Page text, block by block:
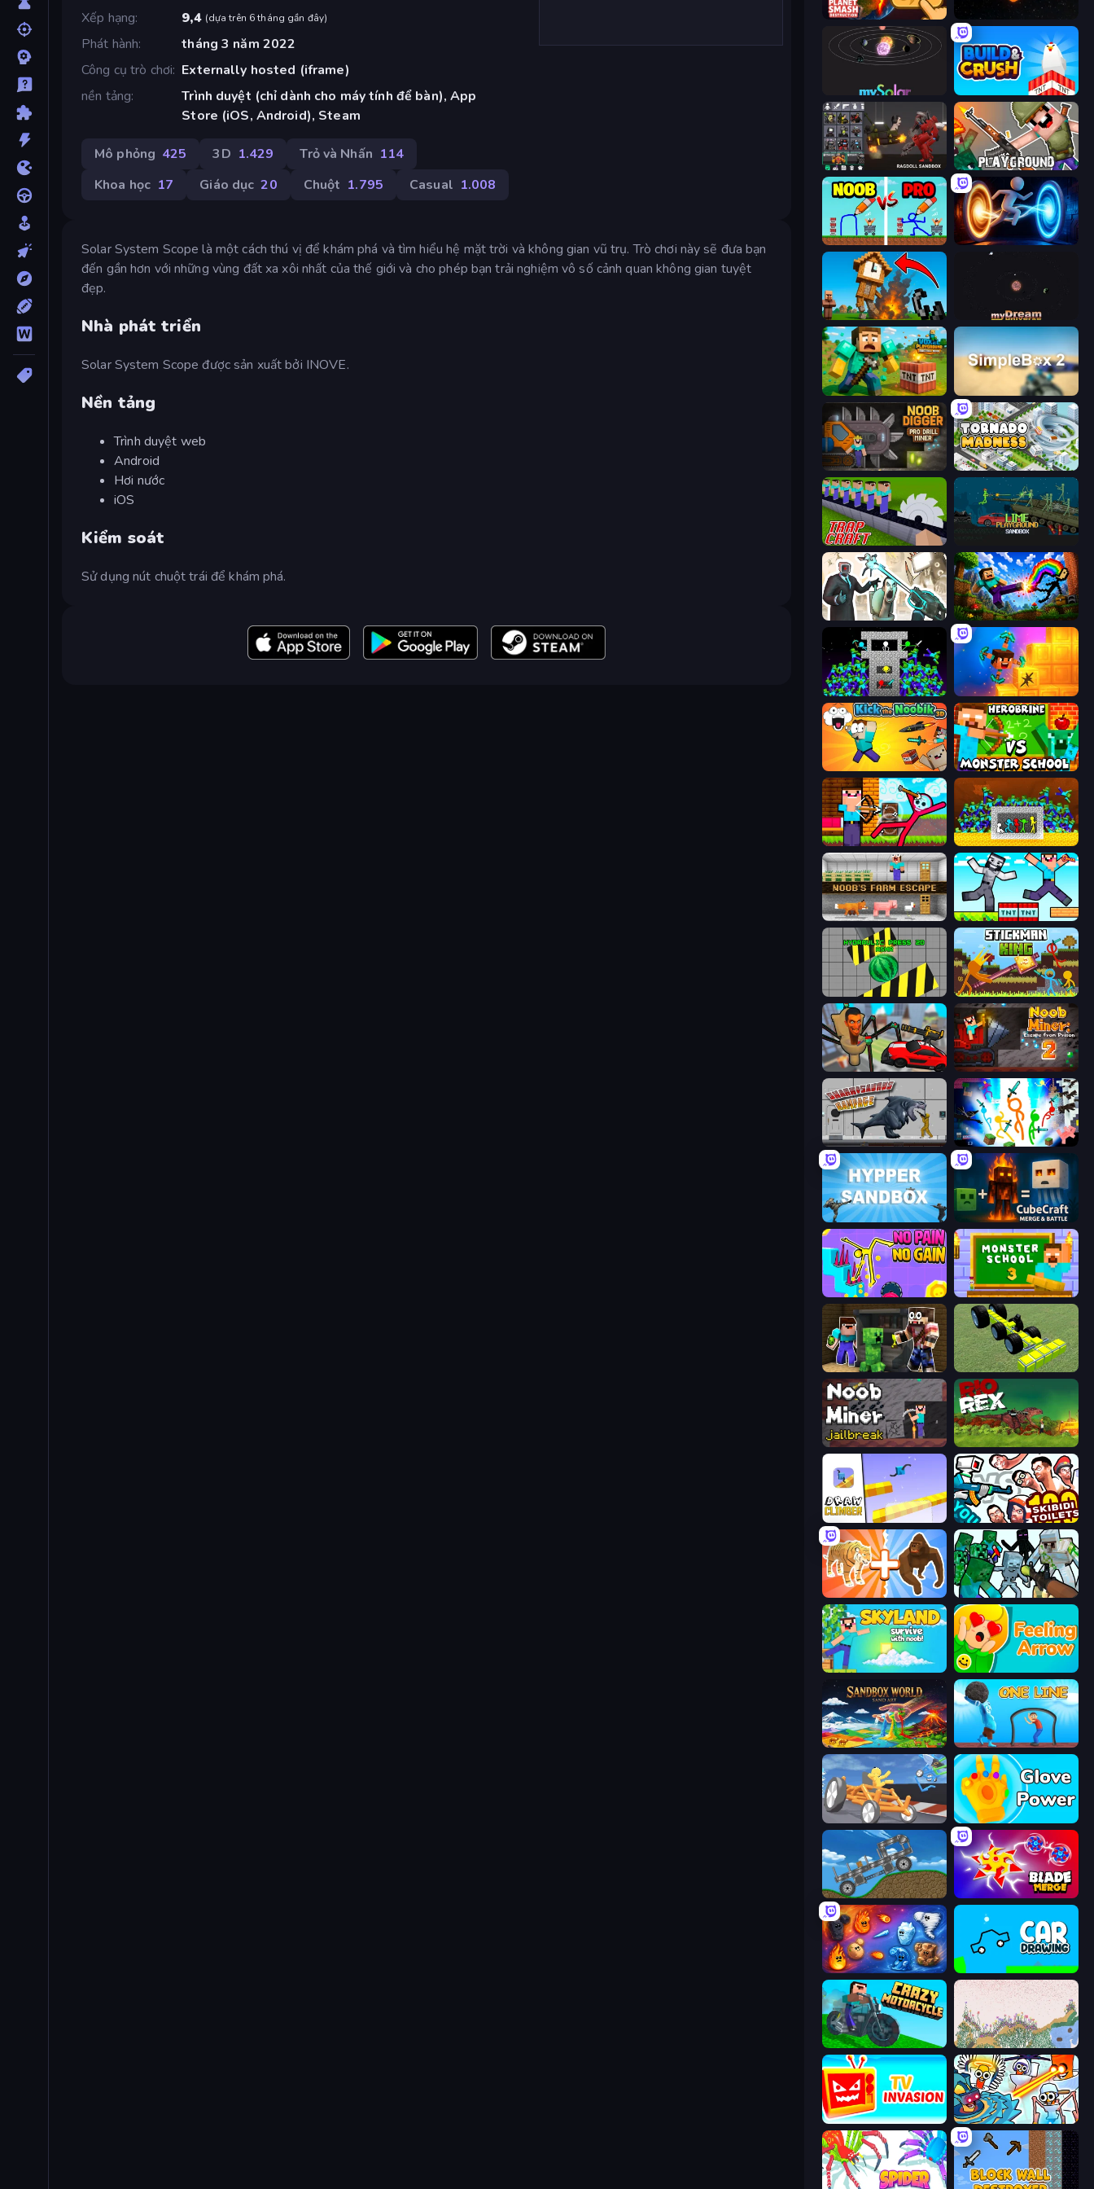
Xếp hạng
9,4 (dựa trên 6 tháng gần đây)
Phát hành
tháng 3 năm 2022
Công cụ trò chơi Externally hosted (iframe)
nền tảng
Trình duyệt (chỉ dành cho máy tính để bàn), App
Store (iOS, Android), Steam
Mô phỏng 425 3D 1.429 Trỏ và Nhấn 114
Khoa học 17 Giáo dục 20 Chuột 1.795 Casual 1.008
Solar System Scope là một cách thú vị để khám phá và tìm hiểu hệ mặt trời và không gian vũ trụ. Trò chơi này sẽ đưa bạn
đến gần hơn với những vùng đất xa xôi nhất của thế giới và cho phép bạn trải nghiệm vô số cảnh quan không gian tuyệt
đẹp.
Nhà phát triển
Solar System Scope được sản xuất bởi INOVE.
Nền tảng
Trình duyệt web
Android
Hơi nước
iOS
Kiểm soát
Sử dụng nút chuột trái để khám phá.
Planet Smash Destruction Planetarium 2
Build and Crush
Last Play: Ragdoll Sandbox Playground
DOP Noob: Draw to Save Portal Escape
Noob Fuse myDream Universe
Voxel Playground: Ragdoll Noob SimpleBox 2
Noob Digger: Pro Drill Miner Tornado Madness
Trap Craft
Skibidi Toilets: Infection Noob: Wall Crusher
Stick Epic Fighter Merge & Dig!
Kick the Noobik 3D Herobrine vs Monster School
Noob Archer vs Stickman Zombie Stick Fighter vs Zombies
Noob's Farm Escape Noob Gigachad: Parkour Tricks Challenge
Hydraulic Press 2D ASMR Stickman King
Cars vs Skibidi Toilet Noob Miner 2: Escape From Prison
Sharkosaurus Rampage Stickman Epic
Hypper Sandbox CubeCraft: Merge & Battle
No Pain No Gain - Ragdoll Sandbox Monster School 3
Noob Trolls Pro Genius Mechanic
Noob Miner: Escape From Prison Rio Rex
Draw Climber You vs 100 Skibidi Toilets
Animal DNA Run
Skyland Survive With Noob! Feeling Arrow
Sandbox World: Sand Art One Line
Draw Crash Race Glove Power
Move It! Blade Merge
Elemental Merge Car Drawing Game
Crazy Motorcycle Sandspiel
TV Invasion Toilets Worms Shooter